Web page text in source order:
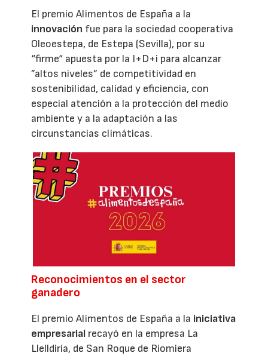
El premio Alimentos de España a la
innovación fue para la sociedad cooperativa
Oleoestepa, de Estepa (Sevilla), por su
“firme“ apuesta por la I+D+i para alcanzar
”altos niveles” de competitividad en
sostenibilidad, calidad y eficiencia, con
especial atención a la protección del medio
ambiente y a la adaptación a las
circunstancias climáticas.
Reconocimientos en el sector
ganadero
El premio Alimentos de España a la iniciativa
empresarial recayó en la empresa La
Llelldiría, de San Roque de Riomiera